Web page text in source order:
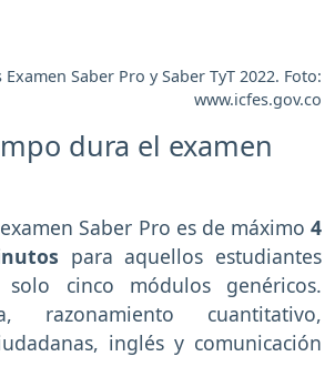
Examen Saber Pro y Saber TyT 2022. Foto:
www.icfes.gov.co
dura el examen
Saber Pro es de máximo 4
para aquellos estudiantes
cinco módulos genéricos.
razonamiento cuantitativo,
inglés y comunicación